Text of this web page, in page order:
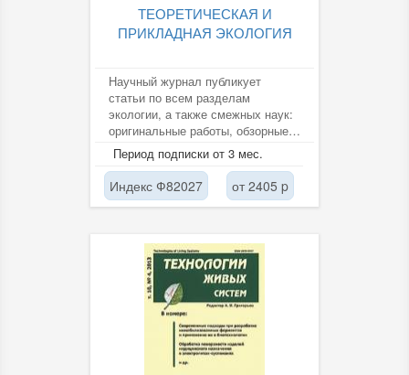
ТЕОРЕТИЧЕСКАЯ И
ПРИКЛАДНАЯ ЭКОЛОГИЯ
Научный журнал публикует
статьи по всем разделам
экологии, а также смежных наук:
оригинальные работы, обзорные
статьи, хронику и информацию,...
Период подписки от 3 мес.
Индекс Ф82027 от 2405 p